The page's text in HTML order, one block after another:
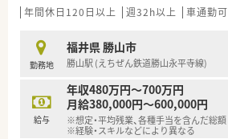
年間休日120日以上 週32h以上 車通勤可
勤務地
福井県 勝山市
勝山駅 (えちぜん鉄道勝山永平寺線)
給与
年収480万円～700万円
月給380,000円～600,000円
※想定・平均残業、各種手当を含んだ総額
※経験・スキルなどにより異なる